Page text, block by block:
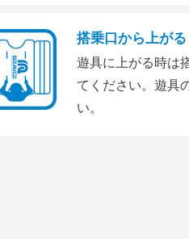
搭乗口から上がる
遊具に上がる時は
てください。遊具
い。